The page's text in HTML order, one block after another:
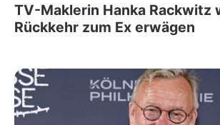
TV-Maklerin Hanka Rackwitz
Rückkehr zum Ex erwägen